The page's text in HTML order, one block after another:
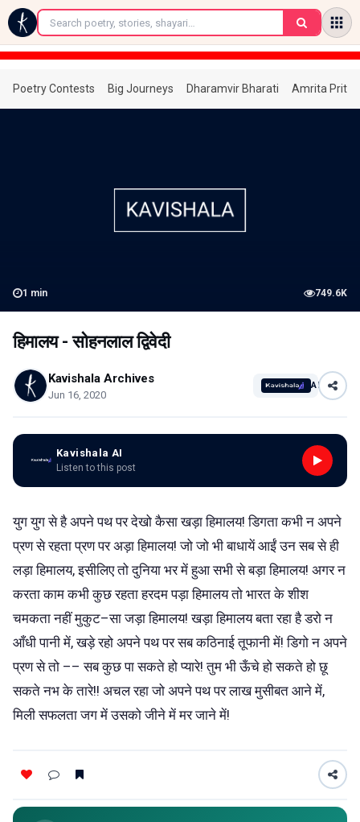
←
Poetry Contests Big Journeys Dharamvir Bharati Amrita
1 min 749.6K
हिमालय - सोहनलाल द्विवेदी
Kavishala Archives
Jun 16, 2020
AI
Kavishala AI
Listen to this post
युग युग से है अपने पथ पर देखो कैसा खड़ा हिमालय! डिगता कभी न अपने
प्रण से रहता प्रण पर अड़ा हिमालय! जो जो भी बाधायें आईं उन सब से ही
लड़ा हिमालय, इसीलिए तो दुनिया भर में हुआ सभी से बड़ा हिमालय! अगर न
करता काम कभी कुछ रहता हरदम पड़ा हिमालय तो भारत के शीश
चमकता नहीं मुकुट–सा जड़ा हिमालय! खड़ा हिमालय बता रहा है डरो न
आँधी पानी में, खड़े रहो अपने पथ पर सब कठिनाई तूफानी में! डिगो न अपने
प्रण से तो –– सब कुछ पा सकते हो प्यारे! तुम भी ऊँचे हो सकते हो छू
सकते नभ के तारे!! अचल रहा जो अपने पथ पर लाख मुसीबत आने में,
मिली सफलता जग में उसको जीने में मर जाने में!